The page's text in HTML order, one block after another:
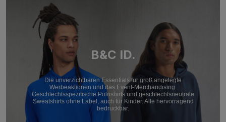
B&C ID.
Die unverzichtbaren Essentials für groß angelegte
Werbeaktionen und das Event-Merchandising.
Geschlechtsspezifische Poloshirts und geschlechtsneutrale
Sweatshirts ohne Label, auch für Kinder. Alle hervorragend
bedruckbar.